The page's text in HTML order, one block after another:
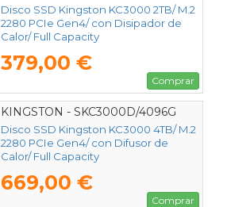
Disco SSD Kingston KC3000 2TB/ M.2
2280 PCIe Gen4/ con Disipador de
Calor/ Full Capacity
379,00 €
Comprar
KINGSTON - SKC3000D/4096G
Disco SSD Kingston KC3000 4TB/ M.2
2280 PCIe Gen4/ con Difusor de
Calor/ Full Capacity
669,00 €
Comprar